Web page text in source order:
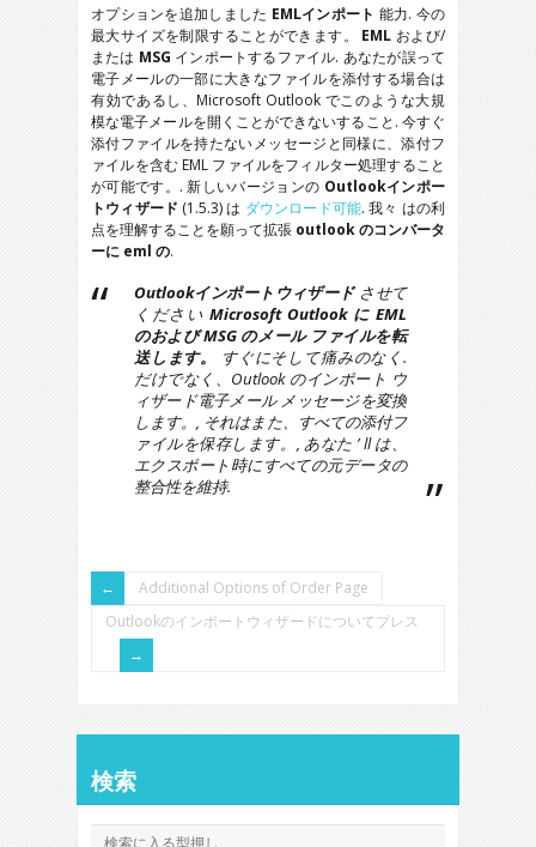
オプションを追加しました EMLインポート 能力. 今の
最大サイズを制限することができます。 EML および/
または MSG インポートするファイル. あなたが誤って
電子メールの一部に大きなファイルを添付する場合は
有効であるし、Microsoft Outlook でこのような大規
模な電子メールを開くことができないすること. 今すぐ
添付ファイルを持たないメッセージと同様に、添付フ
ァイルを含む EML ファイルをフィルター処理すること
が可能です。. 新しいバージョンの Outlookインポー
トウィザード (1.5.3) は ダウンロード可能. 我々 はの利
点を理解することを願って拡張 outlook のコンバータ
ーに eml の.
Outlookインポートウィザードさせて
くださいMicrosoft Outlook に EML
のおよび MSG のメール ファイルを転
送します。
すぐにそして痛みのなく.
だけでなく、Outlook のインポート ウ
ィザード電子メール メッセージを変換
します。, それはまた、すべての添付フ
ァイルを保存します。, あなた ’ ll は、
エクスポート時にすべての元データの
整合性を維持.
Additional Options of Order Page
Outlookのインポートウィザードについてプレス
検索